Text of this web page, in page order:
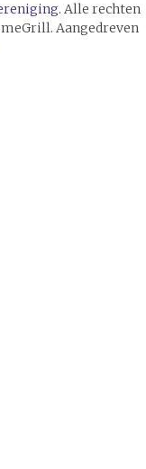
. Alle rechten
Aangedreven